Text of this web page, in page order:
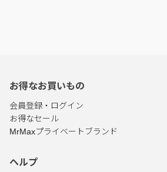
お得なお買いもの
会員登録・ログイン
お得なセール
MrMaxプライベートブランド
ヘルプ